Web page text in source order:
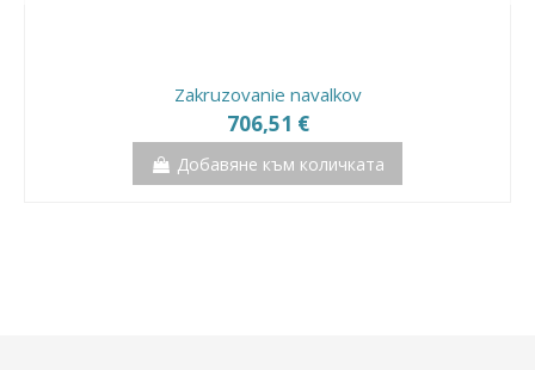
Zakruzovanie navalkov
706,51 €
Добавяне към количката